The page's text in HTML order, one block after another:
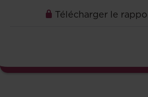
Télécharger le